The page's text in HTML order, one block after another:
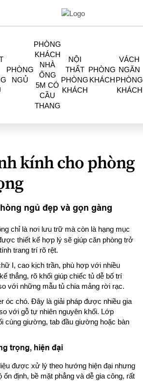
PHÒNG
NGỦ
PHÒNG
KHÁCH
NHÀ
ỐNG
5M CÓ
CẦU
THANG
NỘI
THẤT
PHÒNG
KHÁCH
PHÒNG
KHÁCH
VÁCH
NGĂN
PHÒNG
KHÁCH
kính cho phòng
ngủ đẹp và gọn gàng
chỉ là nơi lưu trữ mà còn là hạng mục
thiết kế hợp lý sẽ giúp căn phòng trở
trang trí rõ rệt.
I, cao kịch trần, phù hợp với nhiều
thẳng, rõ khối giúp chiếc tủ dễ bố trí
với những mẫu tủ chia mảng rời rạc.
óc chó. Đây là giải pháp được nhiều gia
với gỗ tự nhiên nguyên khối. Lớp
cùng giường, tab đầu giường hoặc bàn
trọng, hiện đại
được xử lý theo hướng hiện đại nhưng
định, bề mặt phẳng và dễ gia công, rất